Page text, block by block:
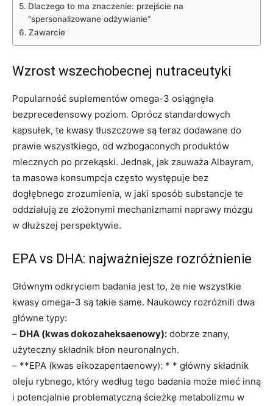
Dlaczego to ma znaczenie: przejście na
“spersonalizowane odżywianie”
Zawarcie
Wzrost wszechobecnej nutraceutyki
Popularność suplementów omega-3 osiągnęła
bezprecedensowy poziom. Oprócz standardowych
kapsułek, te kwasy tłuszczowe są teraz dodawane do
prawie wszystkiego, od wzbogaconych produktów
mlecznych po przekąski. Jednak, jak zauważa Albayram,
ta masowa konsumpcja często występuje bez
dogłębnego zrozumienia, w jaki sposób substancje te
oddziałują ze złożonymi mechanizmami naprawy mózgu
w dłuższej perspektywie.
EPA vs DHA: najważniejsze rozróżnienie
Głównym odkryciem badania jest to, że nie wszystkie
kwasy omega-3 są takie same. Naukowcy rozróżnili dwa
główne typy:
– DHA (kwas dokozaheksaenowy): dobrze znany,
użyteczny składnik błon neuronalnych.
– **EPA (kwas eikozapentaenowy): * * główny składnik
oleju rybnego, który według tego badania może mieć inną
i potencjalnie problematyczną ścieżkę metabolizmu w